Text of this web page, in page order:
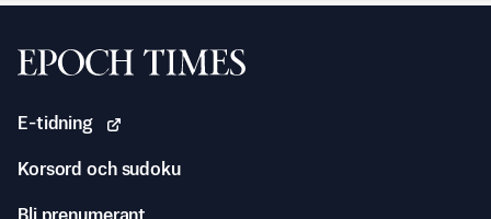
Svenska Epoch Times
E-tidning
Korsord och sudoku